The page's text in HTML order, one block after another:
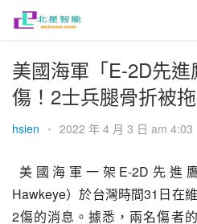
美國海軍「E-2D先
傷！2士兵腿骨折被
hsien • 2022 年 4 月 3 日 am 4:03
Hawkeye）於台灣時間31日在
2傷的消息。據悉，兩名傷者